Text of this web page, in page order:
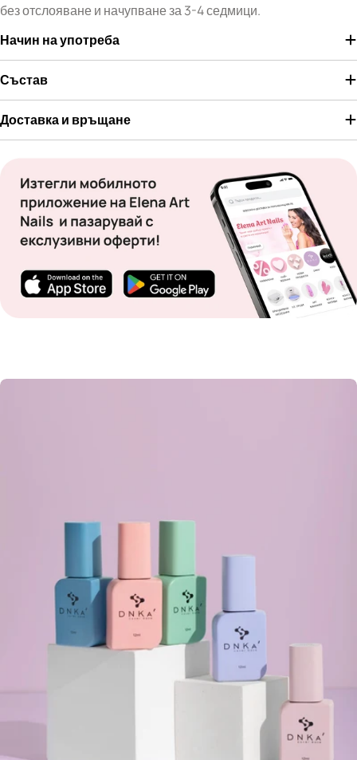
без отслояване и начупване за 3-4 седмици.
Начин на употреба
Състав
Доставка и връщане